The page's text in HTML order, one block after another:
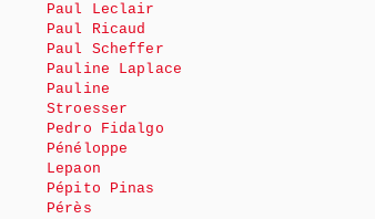
Paul Leclair
Paul Ricaud
Paul Scheffer
Pauline Laplace
Pauline
Stroesser
Pedro Fidalgo
Pénéloppe
Lepaon
Pépito Pinas
Pérès